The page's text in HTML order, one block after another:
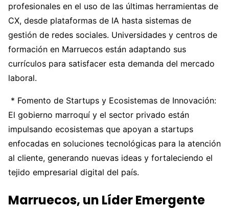
profesionales en el uso de las últimas herramientas de
CX, desde plataformas de IA hasta sistemas de
gestión de redes sociales. Universidades y centros de
formación en Marruecos están adaptando sus
currículos para satisfacer esta demanda del mercado
laboral.
* Fomento de Startups y Ecosistemas de Innovación:
El gobierno marroquí y el sector privado están
impulsando ecosistemas que apoyan a startups
enfocadas en soluciones tecnológicas para la atención
al cliente, generando nuevas ideas y fortaleciendo el
tejido empresarial digital del país.
Marruecos, un Líder Emergente